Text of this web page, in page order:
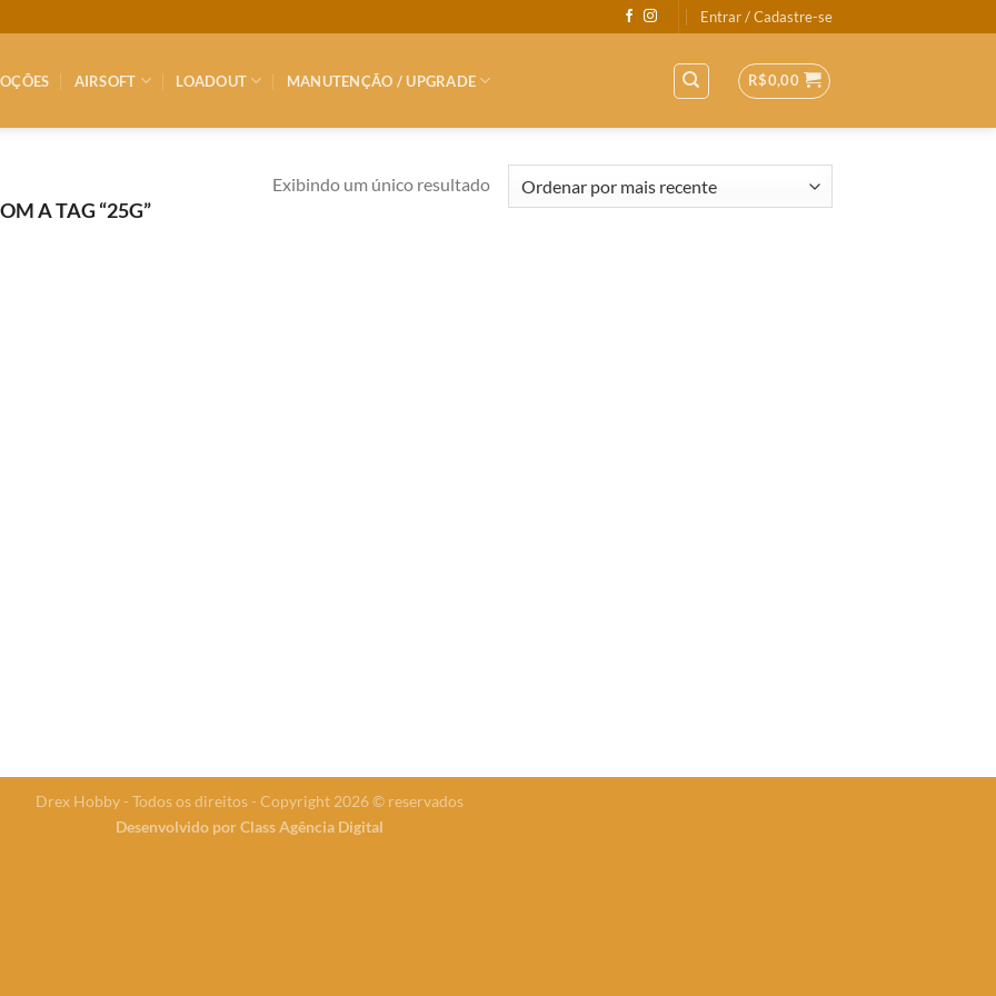
Entrar / Cadastre-se
AIRSOFT LOADOUT MANUTENÇÃO / UPGRADE R$0,00
A TAG “25G”
Exibindo um único resultado
Drex Hobby - Todos os direitos - Copyright 2026 © reservados
Desenvolvido porClass Agência Digital